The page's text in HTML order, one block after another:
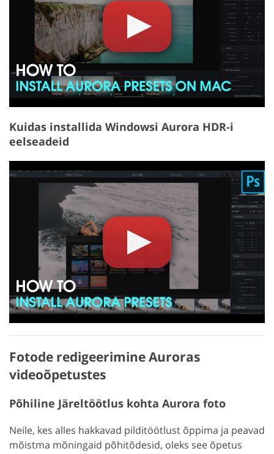
Kuidas installida Windowsi Aurora HDR-i
eelseadeid
Fotode redigeerimine Auroras
videoõpetustes
Põhiline Järeltöötlus kohta Aurora foto
Neile, kes alles hakkavad pilditöötlust õppima ja peavad
mõistma mõningaid põhitõdesid, oleks see õpetus